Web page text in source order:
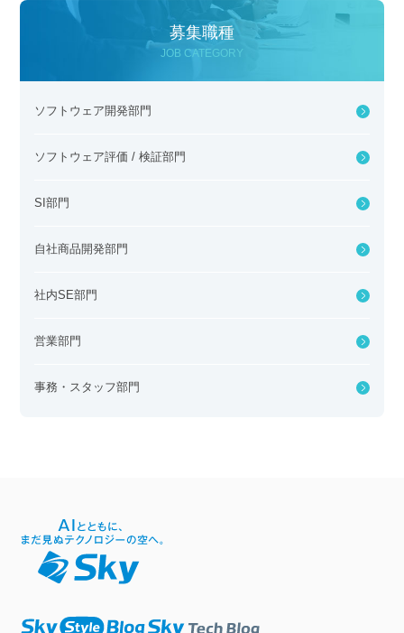
募集職種
JOB CATEGORY
ソフトウェア開発部門
ソフトウェア評価 / 検証部門
SI部門
自社商品開発部門
社内SE部門
営業部門
事務・スタッフ部門